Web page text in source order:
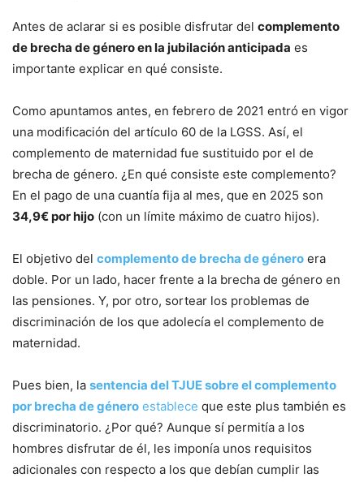
Antes de aclarar si es posible disfrutar del complemento
de brecha de género en la jubilación anticipada es
importante explicar en qué consiste.
Como apuntamos antes, en febrero de 2021 entró en vigor
una modificación del artículo 60 de la LGSS. Así, el
complemento de maternidad fue sustituido por el de
brecha de género. ¿En qué consiste este complemento?
En el pago de una cuantía fija al mes, que en 2025 son
34,9€ por hijo (con un límite máximo de cuatro hijos).
El objetivo del complemento de brecha de género era
doble. Por un lado, hacer frente a la brecha de género en
las pensiones. Y, por otro, sortear los problemas de
discriminación de los que adolecía el complemento de
maternidad.
Pues bien, la sentencia del TJUE sobre el complemento
por brecha de género establece que este plus también es
discriminatorio. ¿Por qué? Aunque sí permitía a los
hombres disfrutar de él, les imponía unos requisitos
adicionales con respecto a los que debían cumplir las